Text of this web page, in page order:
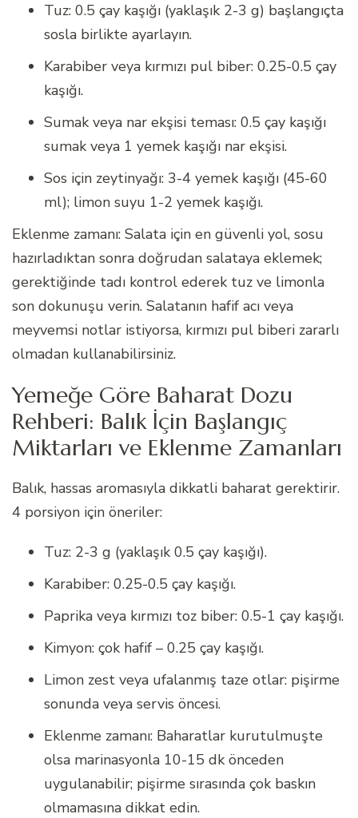
Tuz: 0.5 çay kaşığı (yaklaşık 2-3 g) başlangıçta
sosla birlikte ayarlayın.
Karabiber veya kırmızı pul biber: 0.25-0.5 çay
kaşığı.
Sumak veya nar ekşisi teması: 0.5 çay kaşığı
sumak veya 1 yemek kaşığı nar ekşisi.
Sos için zeytinyağı: 3-4 yemek kaşığı (45-60
ml); limon suyu 1-2 yemek kaşığı.
Eklenme zamanı: Salata için en güvenli yol, sosu
hazırladıktan sonra doğrudan salataya eklemek;
gerektiğinde tadı kontrol ederek tuz ve limonla
son dokunuşu verin. Salatanın hafif acı veya
meyvemsi notlar istiyorsa, kırmızı pul biberi zararlı
olmadan kullanabilirsiniz.
Yemeğe Göre Baharat Dozu
Rehberi: Balık İçin Başlangıç
Miktarları ve Eklenme Zamanları
Balık, hassas aromasıyla dikkatli baharat gerektirir.
4 porsiyon için öneriler:
Tuz: 2-3 g (yaklaşık 0.5 çay kaşığı).
Karabiber: 0.25-0.5 çay kaşığı.
Paprika veya kırmızı toz biber: 0.5-1 çay kaşığı.
Kimyon: çok hafif – 0.25 çay kaşığı.
Limon zest veya ufalanmış taze otlar: pişirme
sonunda veya servis öncesi.
Eklenme zamanı: Baharatlar kurutulmuşte
olsa marinasyonla 10-15 dk önceden
uygulanabilir; pişirme sırasında çok baskın
olmamasına dikkat edin.